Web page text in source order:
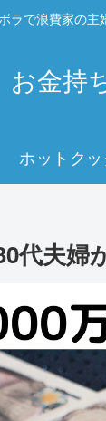
ラで浪費家の
お金持
ホットク
代夫婦